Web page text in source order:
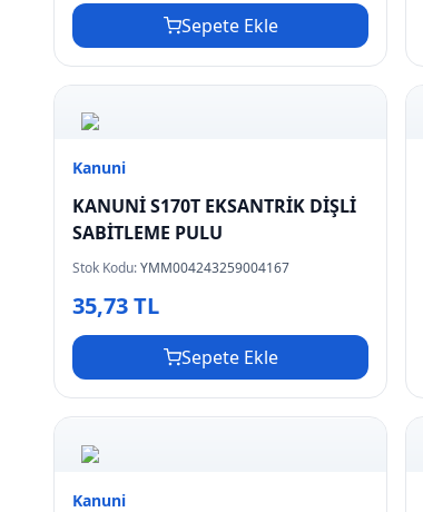
Sepete Ekle
Kanuni
KANUNİ S170T EKSANTRİK DİŞLİ
SABİTLEME PULU
Stok Kodu:YMM004243259004167
35,73 TL
Sepete Ekle
Kanuni